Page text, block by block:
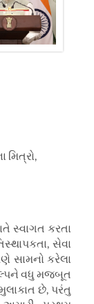
મિત્રો,
સ્વાગત કરતા
,સેવા
સામનો કરેલા
વધુ મજબૂત
છે, પરંતુ